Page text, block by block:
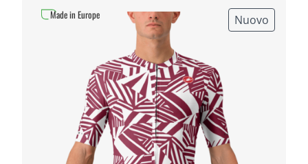
Nuovo
Made in Europe